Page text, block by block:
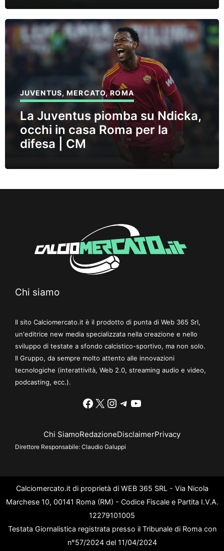
JUVENTUS,MERCATO,ROMA
La Juventus piomba su Ndicka,
occhi in casa Roma per la
difesa | CM
Chi siamo
Il sito Calciomercato.it è il prodotto di punta di Web 365 Srl,
un'editrice new media specializzata nella creazione e nello
sviluppo di testate a sfondo calcistico-sportivo, ma non solo.
Il Gruppo, da sempre molto attento alle innovazioni
tecnologiche (interattività, Web 2.0, streaming audio e video,
podcasting, ecc.).
Facebook
X Instagram
Telegram
YouTube
Chi SiamoRedazioneDisclaimerPrivacy
Direttore Responsabile: Claudio Galuppi
Calciomercato.it di proprietà di WEB 365 SRL - Via Nicola
Marchese 10, 00141 Roma (RM) - Codice Fiscale e Partita I.V.A.
12279101005
Testata Giornalistica registrata presso il Tribunale di Roma con
n°57/2024 del 11/04/2024